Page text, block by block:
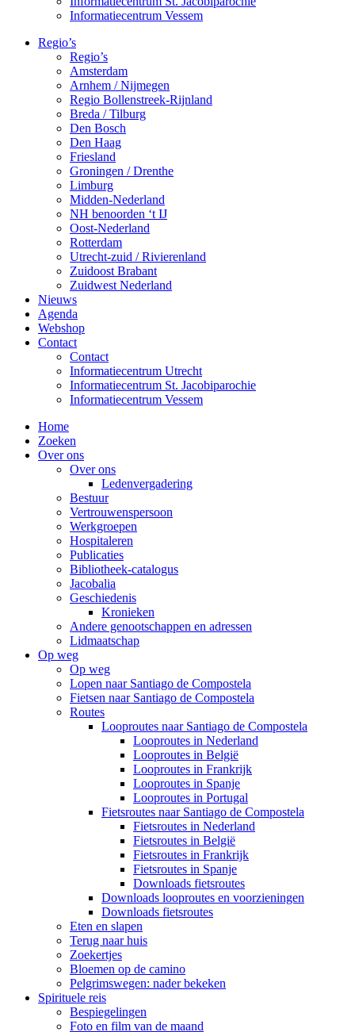
Informatiecentrum Vessem
Regio’s
Regio’s
Amsterdam
Arnhem / Nijmegen
Regio Bollenstreek-Rijnland
Breda / Tilburg
Den Bosch
Den Haag
Friesland
Groningen / Drenthe
Limburg
Midden-Nederland
NH benoorden ‘t IJ
Oost-Nederland
Rotterdam
Utrecht-zuid / Rivierenland
Zuidoost Brabant
Zuidwest Nederland
Nieuws
Agenda
Webshop
Contact
Contact
Informatiecentrum Utrecht
Informatiecentrum St. Jacobiparochie
Informatiecentrum Vessem
Home
Zoeken
Over ons
Over ons
Ledenvergadering
Bestuur
Vertrouwenspersoon
Werkgroepen
Hospitaleren
Publicaties
Bibliotheek-catalogus
Jacobalia
Geschiedenis
Kronieken
Andere genootschappen en adressen
Lidmaatschap
Op weg
Op weg
Lopen naar Santiago de Compostela
Fietsen naar Santiago de Compostela
Routes
Looproutes naar Santiago de Compostela
Looproutes in Nederland
Looproutes in België
Looproutes in Frankrijk
Looproutes in Spanje
Looproutes in Portugal
Fietsroutes naar Santiago de Compostela
Fietsroutes in Nederland
Fietsroutes in België
Fietsroutes in Frankrijk
Fietsroutes in Spanje
Downloads fietsroutes
Downloads looproutes en voorzieningen
Downloads fietsroutes
Eten en slapen
Terug naar huis
Zoekertjes
Bloemen op de camino
Pelgrimswegen: nader bekeken
Spirituele reis
Bespiegelingen
Foto en film van de maand